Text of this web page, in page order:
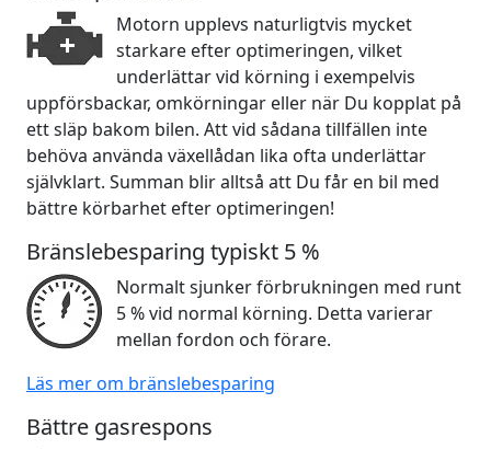
Motorn upplevs naturligtvis mycket
starkare efter optimeringen, vilket
underlättar vid körning i exempelvis
uppförsbackar, omkörningar eller när Du kopplat på
ett släp bakom bilen. Att vid sådana tillfällen inte
behöva använda växellådan lika ofta underlättar
självklart. Summan blir alltså att Du får en bil med
bättre körbarhet efter optimeringen!
Bränslebesparing typiskt 5 %
Normalt sjunker förbrukningen med runt
5 % vid normal körning. Detta varierar
mellan fordon och förare.
Läs mer om bränslebesparing
Bättre gasrespons